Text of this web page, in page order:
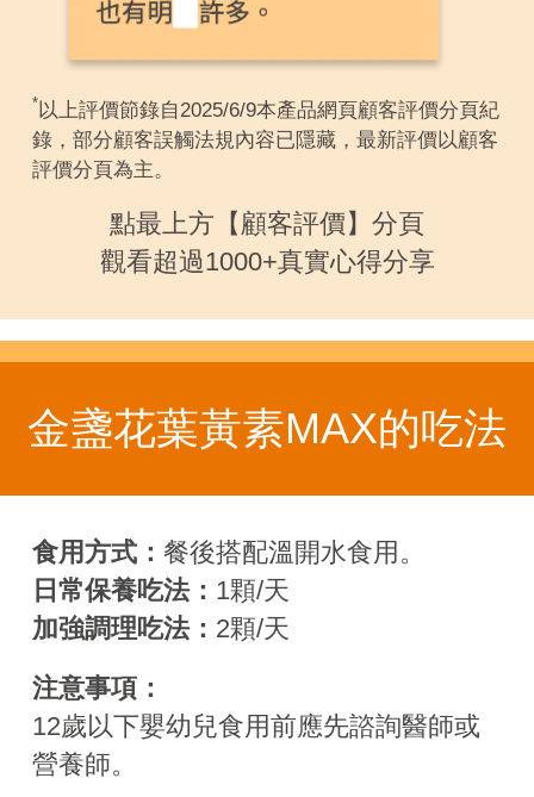
* 以上評價節錄自2025/6/9本產品網頁顧客評價分頁紀
錄，部分顧客誤觸法規內容已隱藏，最新評價以顧客
評價分頁為主。
點最上方【顧客評價】分頁
觀看超過1000+真實心得分享
金盞花葉黃素MAX的吃法
食用方式： 餐後搭配溫開水食用。
日常保養吃法： 1顆/天
加強調理吃法： 2顆/天
注意事項：
12歲以下嬰幼兒食用前應先諮詢醫師或
營養師。